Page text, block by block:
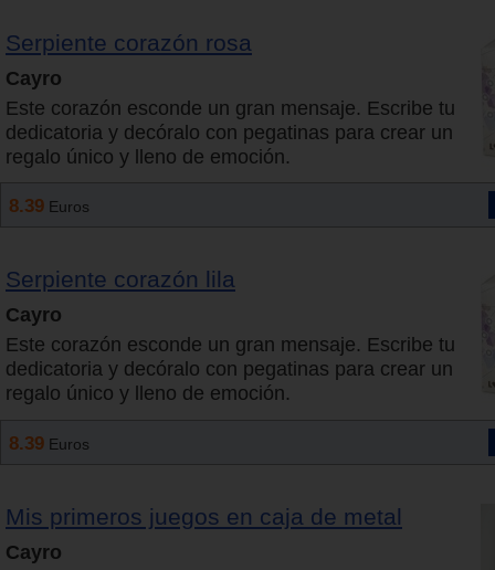
Serpiente corazón rosa
Cayro
Este corazón esconde un gran mensaje. Escribe tu
dedicatoria y decóralo con pegatinas para crear un
regalo único y lleno de emoción.
8.39 Euros
Serpiente corazón lila
Cayro
Este corazón esconde un gran mensaje. Escribe tu
dedicatoria y decóralo con pegatinas para crear un
regalo único y lleno de emoción.
8.39 Euros
Mis primeros juegos en caja de metal
Cayro